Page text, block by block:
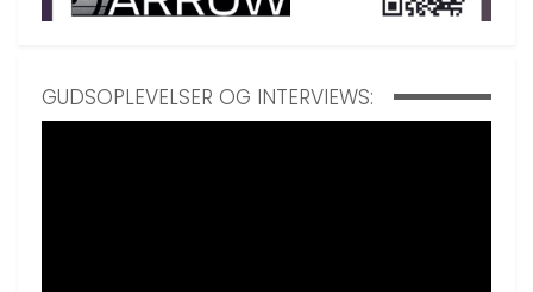
GUDSOPLEVELSER OG INTERVIEWS: